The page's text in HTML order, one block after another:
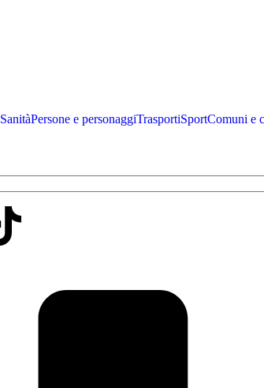
SanitàPersone e personaggiTrasportiSportComuni e